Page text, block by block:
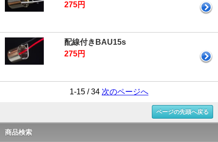
275円
配線付きBAU15s
275円
1-15 / 34 次のページへ
ページの先頭へ戻る
商品検索